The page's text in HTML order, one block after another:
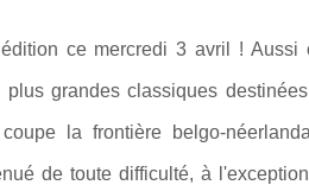
ce mercredi 3 avril ! Aussi
grandes classiques
la frontière belgo-
de toute difficulté, à